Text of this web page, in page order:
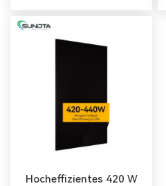
Hocheffizientes 420 W